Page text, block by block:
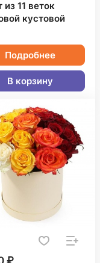
из 11 веток
кустовой
Подробнее
В корзину
₽